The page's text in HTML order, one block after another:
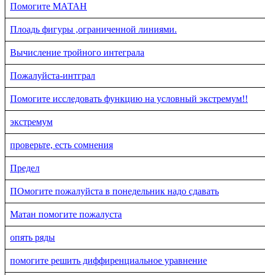
Помогите МАТАН
Плоадь фигуры ,ограниченной линиями.
Вычисление тройного интеграла
Пожалуйста-интграл
Помогите исследовать функцию на условный экстремум!!
экстремум
проверьте, есть сомнения
Предел
ПОмогите пожалуйста в понедельник надо сдавать
Матан помогите пожалуста
опять ряды
помогите решить диффиренциальное уравнение